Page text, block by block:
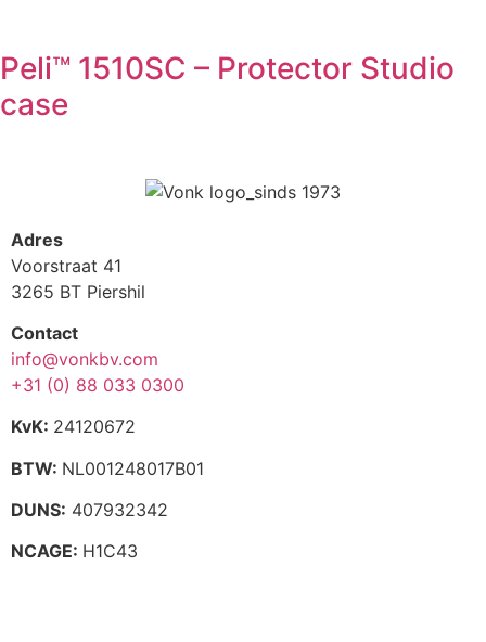
Peli™ 1510SC – Protector Studio
case
Adres
Voorstraat 41
3265 BT Piershil
Contact
info@vonkbv.com
+31 (0) 88 033 0300
KvK: 24120672
BTW: NL001248017B01
DUNS: 407932342
NCAGE: H1C43